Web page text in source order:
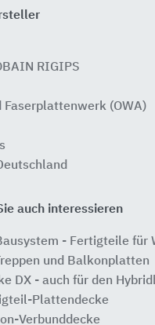
RIGIPS
Faserplattenwerk (OWA)
auch interessieren
- Fertigteile für
und Balkonplatten
DX - auch für den
Plattendecke
Verbunddecke